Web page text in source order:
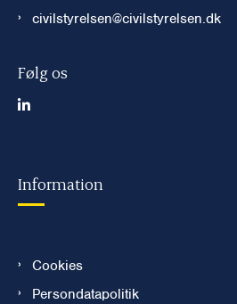
civilstyrelsen@civilstyrelsen.dk
Følg os
Information
Cookies
Persondatapolitik